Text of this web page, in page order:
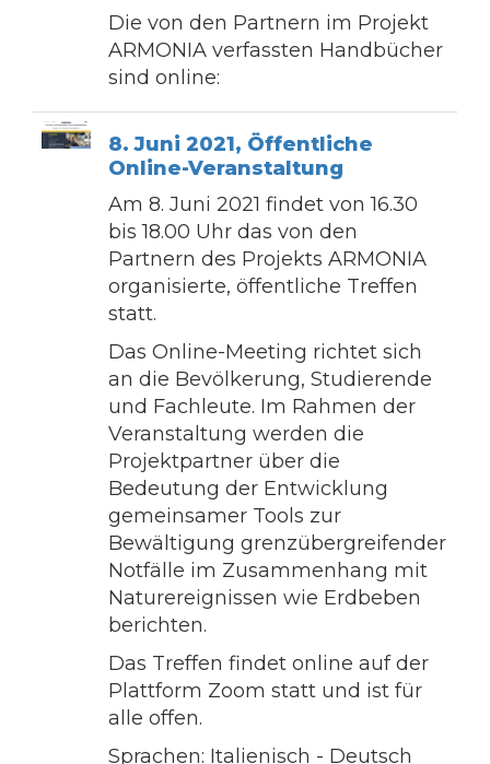
Die von den Partnern im Projekt
ARMONIA verfassten Handbücher
sind online:
8. Juni 2021, Öffentliche
Online-Veranstaltung
Am 8. Juni 2021 findet von 16.30
bis 18.00 Uhr das von den
Partnern des Projekts ARMONIA
organisierte, öffentliche Treffen
statt.
Das Online-Meeting richtet sich
an die Bevölkerung, Studierende
und Fachleute. Im Rahmen der
Veranstaltung werden die
Projektpartner über die
Bedeutung der Entwicklung
gemeinsamer Tools zur
Bewältigung grenzübergreifender
Notfälle im Zusammenhang mit
Naturereignissen wie Erdbeben
berichten.
Das Treffen findet online auf der
Plattform Zoom statt und ist für
alle offen.
Sprachen: Italienisch - Deutsch